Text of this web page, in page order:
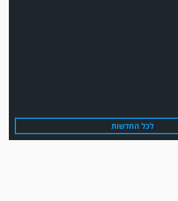
לכל החדשות